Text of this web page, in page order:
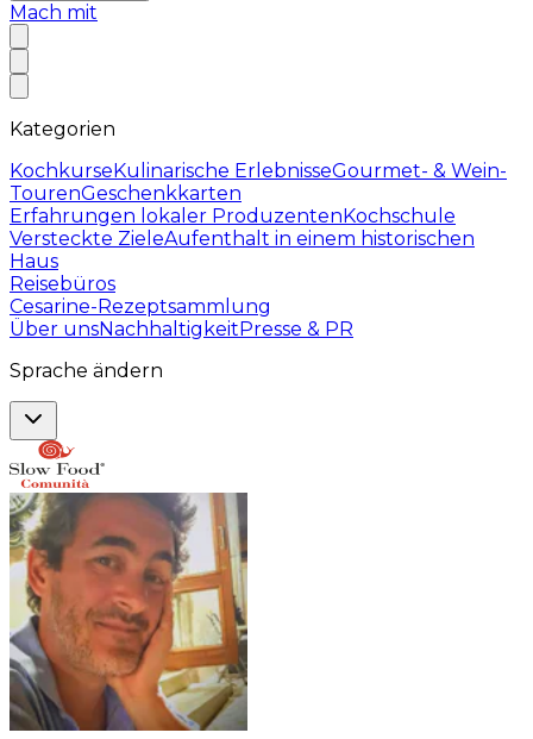
Mach mit
Kategorien
KochkurseKulinarische ErlebnisseGourmet- & Wein-
TourenGeschenkkarten
Erfahrungen lokaler ProduzentenKochschule
Versteckte ZieleAufenthalt in einem historischen
Haus
Reisebüros
Cesarine-Rezeptsammlung
Über unsNachhaltigkeitPresse & PR
Sprache ändern